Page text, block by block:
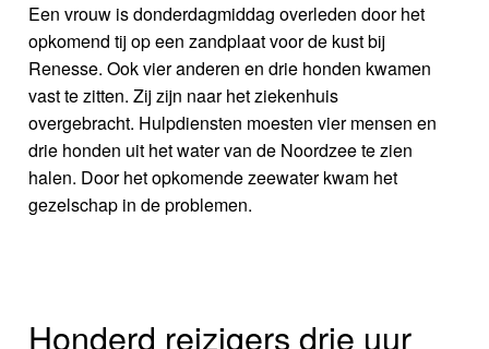
Een vrouw is donderdagmiddag overleden door het
opkomend tij op een zandplaat voor de kust bij
Renesse. Ook vier anderen en drie honden kwamen
vast te zitten. Zij zijn naar het ziekenhuis
overgebracht. Hulpdiensten moesten vier mensen en
drie honden uit het water van de Noordzee te zien
halen. Door het opkomende zeewater kwam het
gezelschap in de problemen.
Honderd reizigers drie uur